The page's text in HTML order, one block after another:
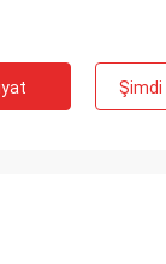
Şimdi